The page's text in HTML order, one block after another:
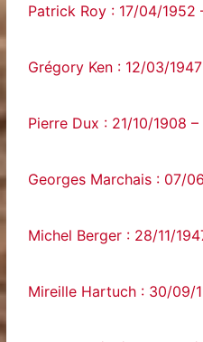
Patrick Roy : 17/04/1952
Grégory Ken : 12/03/
Pierre Dux : 21/10/1908
Georges Marchais : 07/
Michel Berger : 28/11/
Mireille Hartuch : 30/09/